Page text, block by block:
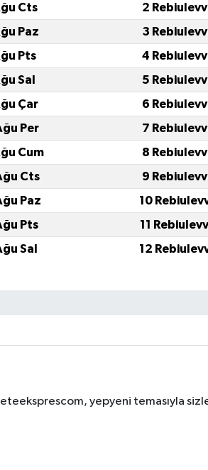
Cts
2
Paz
3
Pts
4
Sal
5
Çar
6
Per
7
Cum
8
Cts
9
Paz
10
Pts
11
Sal
12
yepyeni temasıyla